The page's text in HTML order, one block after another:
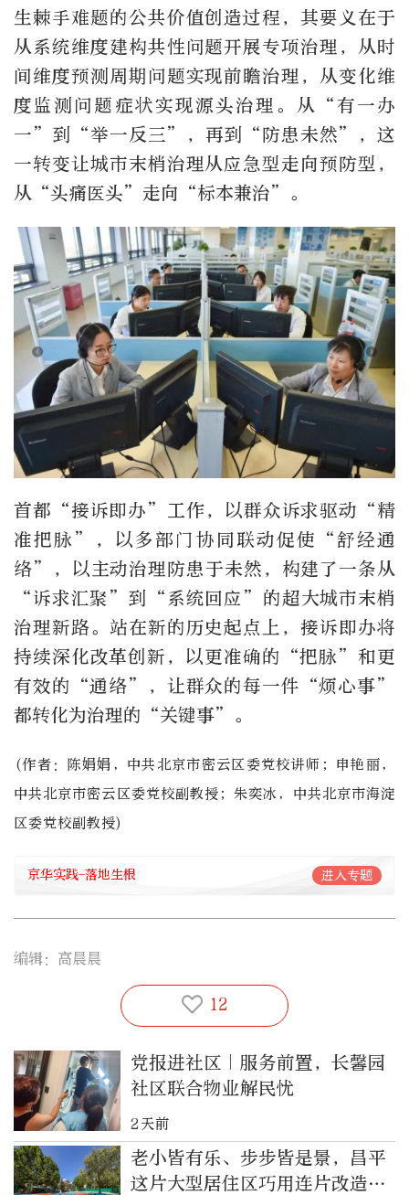
生棘手难题的公共价值创造过程，其要义在于
从系统维度建构共性问题开展专项治理，从时
间维度预测周期问题实现前瞻治理，从变化维
度监测问题症状实现源头治理。从“有一办
一”到“举一反三”，再到“防患未然”，这
一转变让城市末梢治理从应急型走向预防型，
从“头痛医头”走向“标本兼治”。
首都“接诉即办”工作，以群众诉求驱动“精
准把脉”，以多部门协同联动促使“舒经通
络”，以主动治理防患于未然，构建了一条从
“诉求汇聚”到“系统回应”的超大城市末梢
治理新路。站在新的历史起点上，接诉即办将
持续深化改革创新，以更准确的“把脉”和更
有效的“通络”，让群众的每一件“烦心事”
都转化为治理的“关键事”。
(作者：陈娟娟，中共北京市密云区委党校讲师；申艳丽，
中共北京市密云区委党校副教授；朱奕冰，中共北京市海淀
区委党校副教授)
京华实践-落地生根 进入专题
编辑：高晨晨
12
党报进社区｜服务前置，长馨园
社区联合物业解民忧
2天前
老小皆有乐、步步皆是景，昌平
这片大型居住区巧用连片改造解